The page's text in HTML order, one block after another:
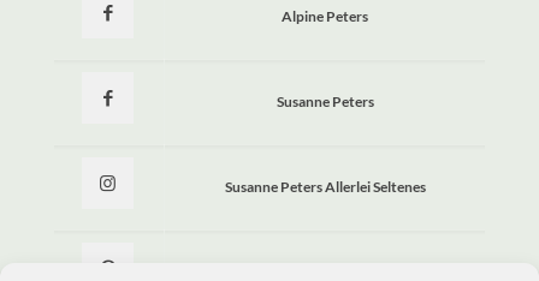
Alpine Peters
Susanne Peters
Susanne Peters Allerlei Seltenes